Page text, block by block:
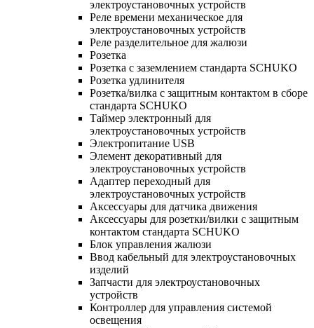
электроустановочных устройств
Реле времени механическое для
электроустановочных устройств
Реле разделительное для жалюзи
Розетка
Розетка с заземлением стандарта SCHUKO
Розетка удлинителя
Розетка/вилка с защитным контактом в сборе
стандарта SCHUKO
Таймер электронный для
электроустановочных устройств
Электропитание USB
Элемент декоративный для
электроустановочных устройств
Адаптер переходный для
электроустановочных устройств
Аксессуары для датчика движения
Аксессуары для розетки/вилки с защитным
контактом стандарта SCHUKO
Блок управления жалюзи
Ввод кабельный для электроустановочных
изделий
Запчасти для электроустановочных
устройств
Контроллер для управления системой
освещения